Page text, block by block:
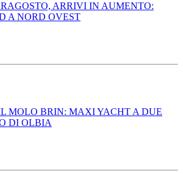
ARRIVI IN AUMENTO:
A NORD OVEST
MOLO BRIN: MAXI YACHT A DUE
DI OLBIA